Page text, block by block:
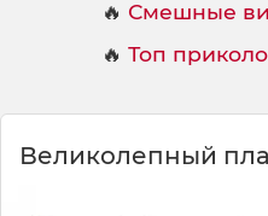
🔥 Смешные
🔥 Топ
Великолепный